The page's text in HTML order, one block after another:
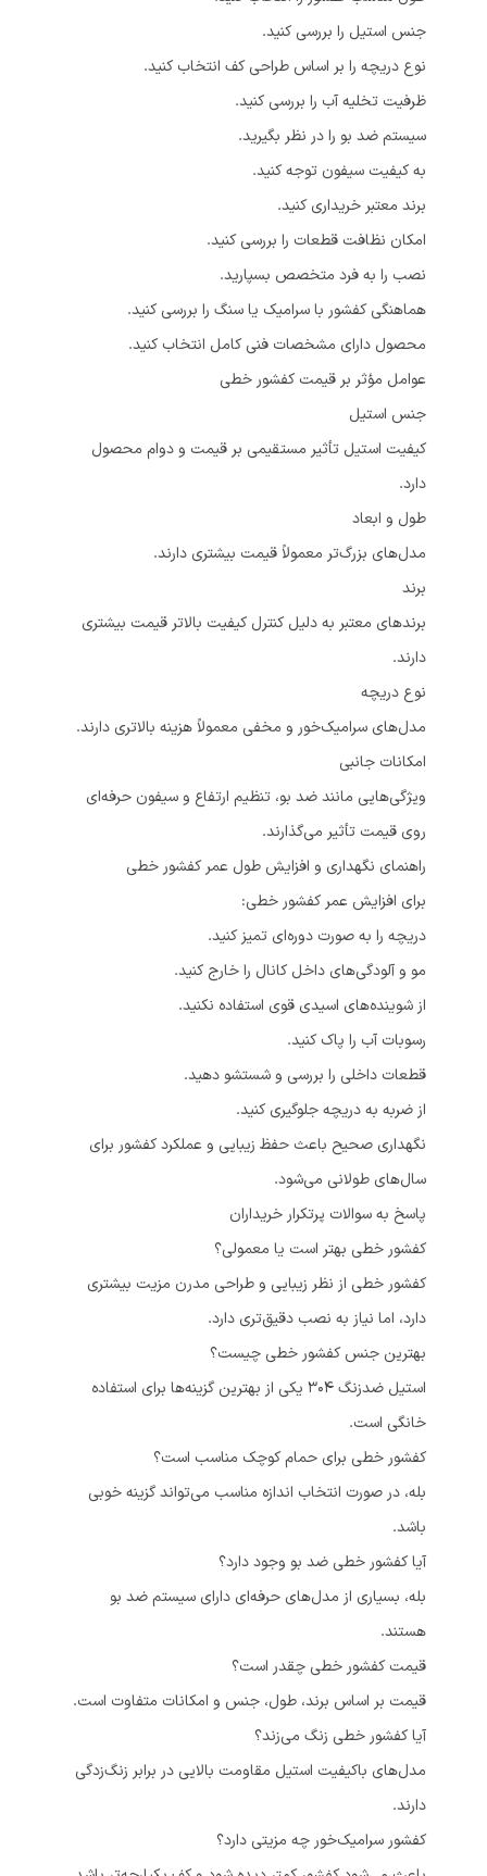
جنس استیل را بررسی کنید.
نوع دریچه را بر اساس طراحی کف انتخاب کنید.
ظرفیت تخلیه آب را بررسی کنید.
سیستم ضد بو را در نظر بگیرید.
به کیفیت سیفون توجه کنید.
برند معتبر خریداری کنید.
امکان نظافت قطعات را بررسی کنید.
نصب را به فرد متخصص بسپارید.
هماهنگی کفشور با سرامیک یا سنگ را بررسی کنید.
محصول دارای مشخصات فنی کامل انتخاب کنید.
عوامل مؤثر بر قیمت کفشور خطی
جنس استیل
کیفیت استیل تأثیر مستقیمی بر قیمت و دوام محصول
دارد.
طول و ابعاد
مدل‌های بزرگ‌تر معمولاً قیمت بیشتری دارند.
برند
برندهای معتبر به دلیل کنترل کیفیت بالاتر قیمت بیشتری
دارند.
نوع دریچه
مدل‌های سرامیک‌خور و مخفی معمولاً هزینه بالاتری دارند.
امکانات جانبی
ویژگی‌هایی مانند ضد بو، تنظیم ارتفاع و سیفون حرفه‌ای
روی قیمت تأثیر می‌گذارند.
راهنمای نگهداری و افزایش طول عمر کفشور خطی
برای افزایش عمر کفشور خطی:
دریچه را به صورت دوره‌ای تمیز کنید.
مو و آلودگی‌های داخل کانال را خارج کنید.
از شوینده‌های اسیدی قوی استفاده نکنید.
رسوبات آب را پاک کنید.
قطعات داخلی را بررسی و شستشو دهید.
از ضربه به دریچه جلوگیری کنید.
نگهداری صحیح باعث حفظ زیبایی و عملکرد کفشور برای
سال‌های طولانی می‌شود.
پاسخ به سوالات پرتکرار خریداران
کفشور خطی بهتر است یا معمولی؟
کفشور خطی از نظر زیبایی و طراحی مدرن مزیت بیشتری
دارد، اما نیاز به نصب دقیق‌تری دارد.
بهترین جنس کفشور خطی چیست؟
استیل ضدزنگ 304 یکی از بهترین گزینه‌ها برای استفاده
خانگی است.
کفشور خطی برای حمام کوچک مناسب است؟
بله، در صورت انتخاب اندازه مناسب می‌تواند گزینه خوبی
باشد.
آیا کفشور خطی ضد بو وجود دارد؟
بله، بسیاری از مدل‌های حرفه‌ای دارای سیستم ضد بو
هستند.
قیمت کفشور خطی چقدر است؟
قیمت بر اساس برند، طول، جنس و امکانات متفاوت است.
آیا کفشور خطی زنگ می‌زند؟
مدل‌های باکیفیت استیل مقاومت بالایی در برابر زنگ‌زدگی
دارند.
کفشور سرامیک‌خور چه مزیتی دارد؟